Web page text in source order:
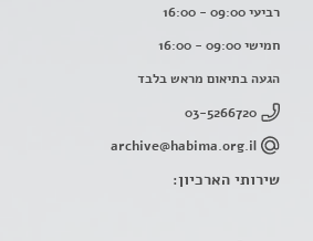
רביעי 09:00 - 16:00
חמישי 09:00 - 16:00
הגעה בתיאום מראש בלבד
03-5266720
archive@habima.org.il
שירותי הארכיון: